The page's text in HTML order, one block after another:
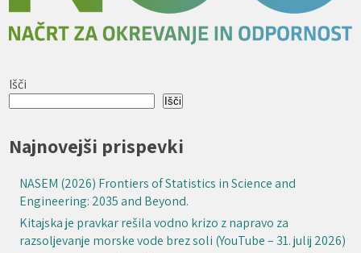
Išči
Išči
Najnovejši prispevki
NASEM (2026) Frontiers of Statistics in Science and
Engineering: 2035 and Beyond.
Kitajska je pravkar rešila vodno krizo z napravo za
razsoljevanje morske vode brez soli (YouTube – 31. julij 2026)